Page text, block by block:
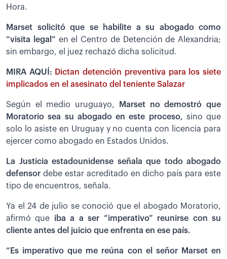
Hora.
Marset solicitó que se habilite a su abogado como
“visita legal” en el Centro de Detención de Alexandria;
sin embargo, el juez rechazó dicha solicitud.
MIRA AQUÍ: Dictan detención preventiva para los siete
implicados en el asesinato del teniente Salazar
Según el medio uruguayo,
Marset no demostró que
Moratorio sea su abogado en este proceso, sino que
solo lo asiste en Uruguay y no cuenta con licencia para
ejercer como abogado en Estados Unidos.
La Justicia estadounidense señala que todo abogado
defensor debe estar acreditado en dicho país para este
tipo de encuentros, señala.
Ya el 24 de julio se conoció que el abogado Moratorio,
afirmó que iba a a ser “imperativo” reunirse con su
cliente antes del juicio que enfrenta en ese país.
“Es imperativo que me reúna con el señor Marset en